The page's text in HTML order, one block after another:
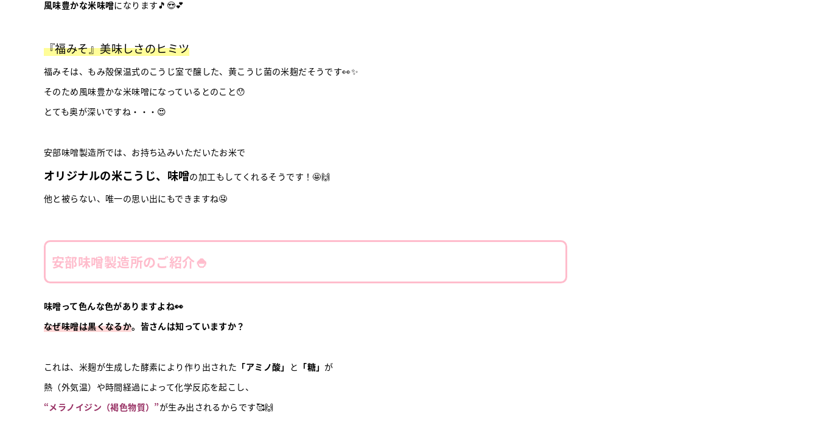
風味豊かな米味噌になります🎵😍💕
『福みそ』美味しさのヒミツ
福みそは、もみ殻保温式のこうじ室で醸した、黄こうじ菌の米麹だそうです👀✨
そのため風味豊かな米味噌になっているとのこと😯
とても奥が深いですね・・・😍
安部味噌製造所では、お持ち込みいただいたお米で
オリジナルの米こうじ、味噌の加工もしてくれるそうです！🤩🙌
他と被らない、唯一の思い出にもできますね🤤
安部味噌製造所のご紹介🍚
味噌って色んな色がありますよね👀
なぜ味噌は黒くなるか。皆さんは知っていますか？
これは、米麹が生成した酵素により作り出された 「アミノ酸」 と 「糖」 が
熱（外気温）や時間経過によって化学反応を起こし、
“メラノイジン（褐色物質）”が生み出されるからです🥰🙌